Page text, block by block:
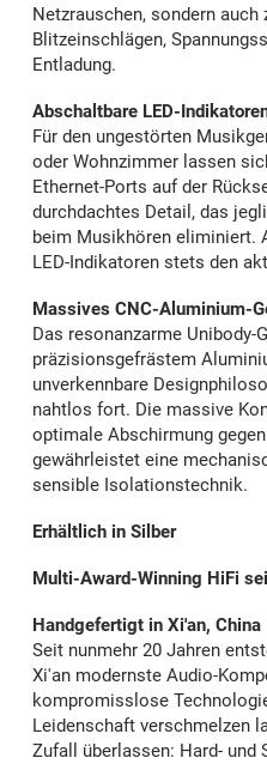
Netzrauschen, sondern auch
Blitzeinschlägen,
Entladung.
Abschaltbare LED-
Für den ungestörten
oder Wohnzimmer lassen
Ethernet-Ports auf der
durchdachtes Detail, das
beim Musikhören eliminiert.
LED-Indikatoren stets den
Massives CNC-Aluminium-
Das resonanzarme Unibody-
präzisionsgefrästem
unverkennbare
nahtlos fort. Die massive
optimale Abschirmung
gewährleistet eine
sensible Isolationstechnik.
Erhältlich in Silber
Multi-Award-Winning HiFi
Handgefertigt in Xi'an, China
Seit nunmehr 20 Jahren
Xi'an modernste Audio-
kompromisslose
Leidenschaft verschmelzen
Zufall überlassen: Hard-